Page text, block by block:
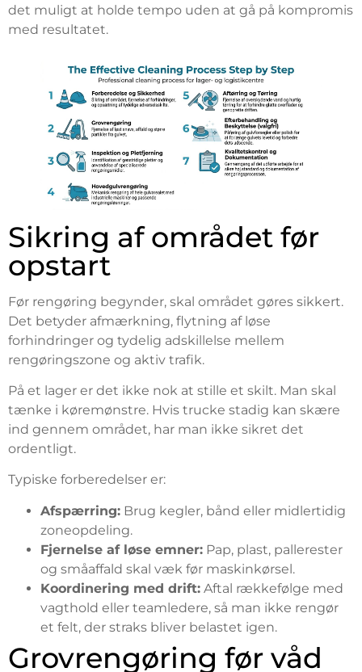
det muligt at holde tempo uden at gå på kompromis
med resultatet.
Sikring af området før
opstart
Før rengøring begynder, skal området gøres sikkert.
Det betyder afmærkning, flytning af løse
forhindringer og tydelig adskillelse mellem
rengøringszone og aktiv trafik.
På et lager er det ikke nok at stille et skilt. Man skal
tænke i køremønstre. Hvis trucke stadig kan skære
ind gennem området, har man ikke sikret det
ordentligt.
Typiske forberedelser er:
Afspærring: Brug kegler, bånd eller midlertidig
zoneopdeling.
Fjernelse af løse emner: Pap, plast, pallerester
og småaffald skal væk før maskinkørsel.
Koordinering med drift: Aftal rækkefølge med
vagthold eller teamledere, så man ikke rengør
et felt, der straks bliver belastet igen.
Grovrengøring før våd